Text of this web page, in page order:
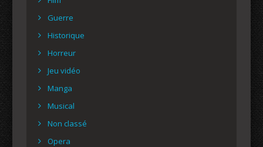
Guerre
Historique
Horreur
Jeu vidéo
Manga
Musical
Non classé
Opera